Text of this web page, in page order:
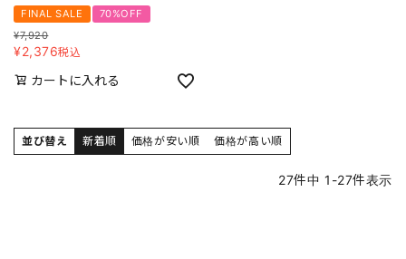
FINAL SALE
70%OFF
¥7,920
¥2,376税込
カートに入れる
並び替え 新着順 価格が安い順 価格が高い順
27件中 1 -27件表示